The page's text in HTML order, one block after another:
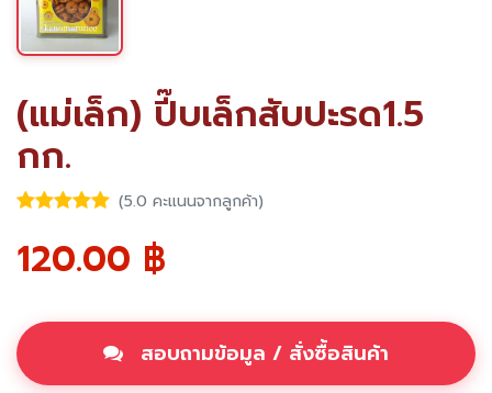
(แม่เล็ก) ปี๊บเล็กสับปะรด1.5
กก.
(5.0 คะแนนจากลูกค้า)
120.00 ฿
สอบถามข้อมูล / สั่งซื้อสินค้า